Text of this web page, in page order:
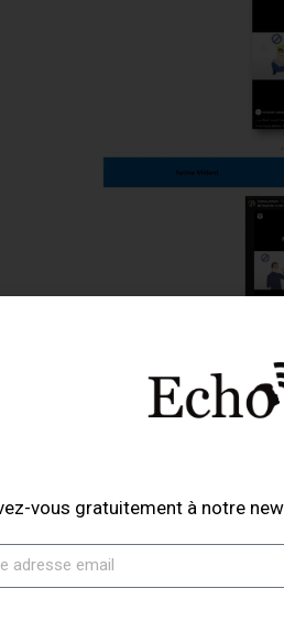
vous gratuitement à notre